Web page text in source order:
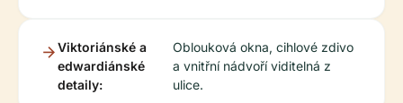
Viktoriánské a
edwardiánské
detaily:
Oblouková okna, cihlové zdivo
a vnitřní nádvoří viditelná z
ulice.